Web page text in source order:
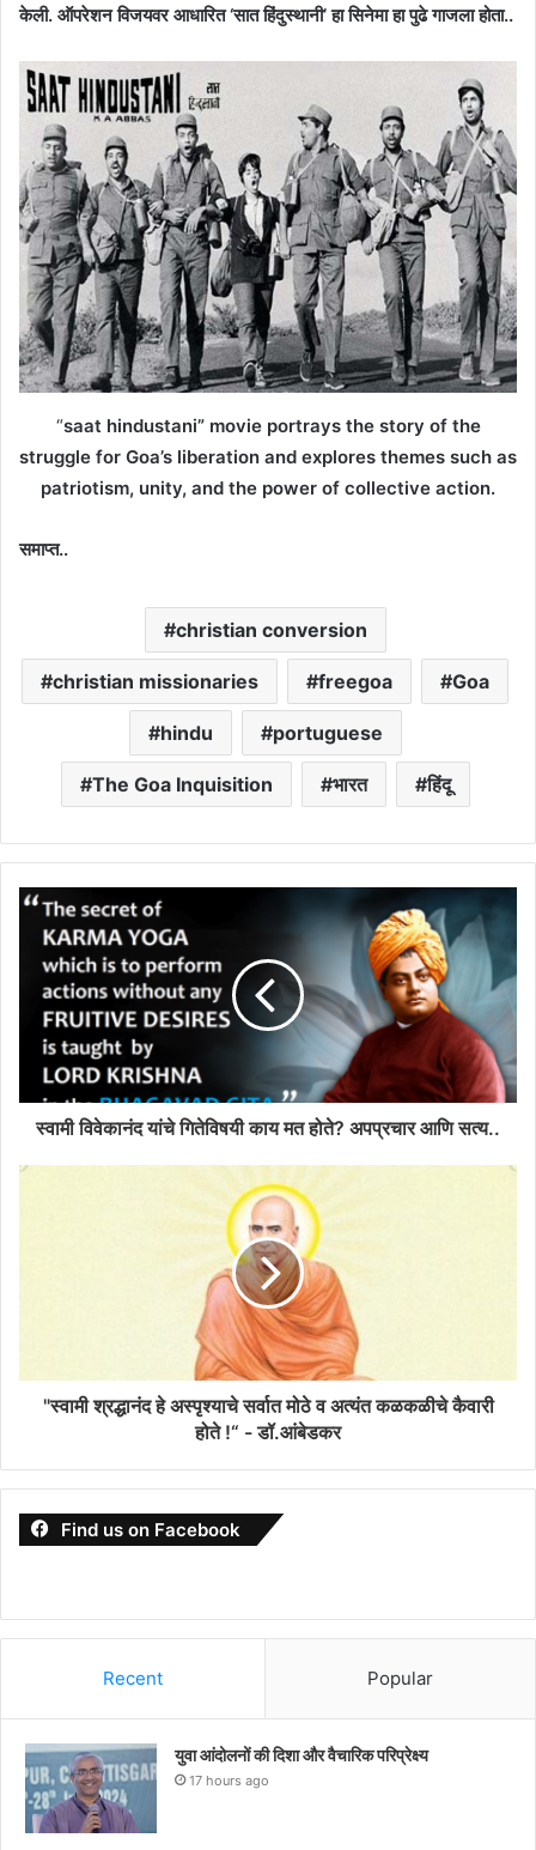
केली. ऑपरेशन विजयवर आधारित ‘सात हिंदुस्थानी’ हा सिनेमा हा पुढे गाजला होता..
“saat hindustani” movie portrays the story of the
struggle for Goa’s liberation and explores themes such as
patriotism, unity, and the power of collective action.
समाप्त..
christian conversion
christian missionaries freegoa Goa
hindu portuguese
The Goa Inquisition भारत हिंदू
स्वामी विवेकानंद यांचे गितेविषयी काय मत होते? अपप्रचार आणि सत्य..
"स्वामी श्रद्धानंद हे अस्पृश्याचे सर्वात मोठे व अत्यंत कळकळीचे कैवारी
होते !“ - डॉ.आंबेडकर
Find us on Facebook
Recent Popular
युवा आंदोलनों की दिशा और वैचारिक परिप्रेक्ष्य
17 hours ago